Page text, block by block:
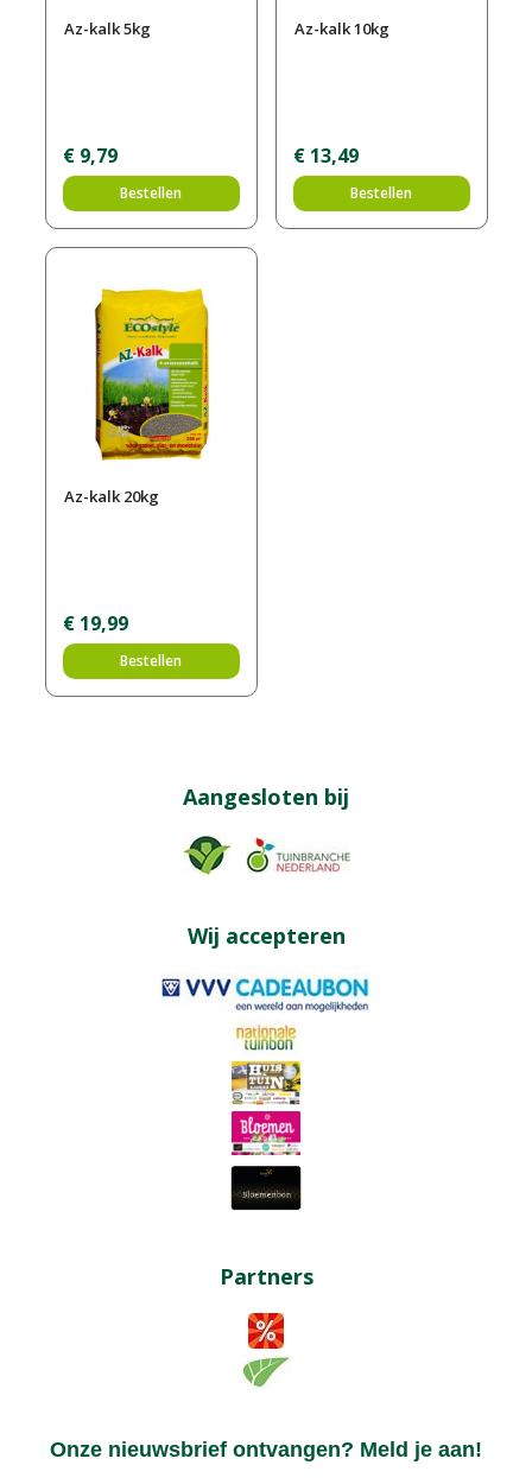
Az-kalk 5kg
€ 9,79
Bestellen
Az-kalk 10kg
€ 13,49
Bestellen
Az-kalk 20kg
€ 19,99
Bestellen
Aangesloten bij
Wij accepteren
Partners
Onze nieuwsbrief ontvangen? Meld je aan!